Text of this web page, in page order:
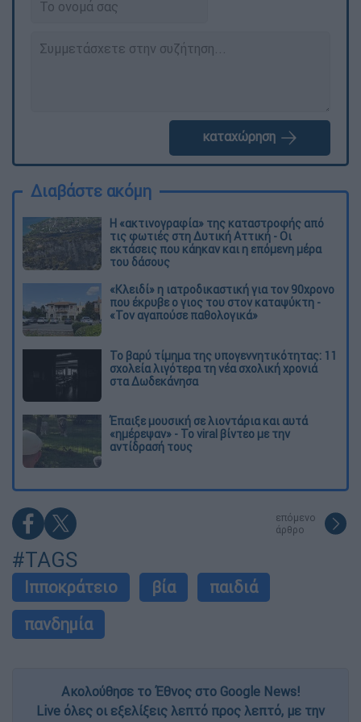
καταχώρηση
Διαβάστε ακόμη
Η «ακτινογραφία» της καταστροφής από
τις φωτιές στη Δυτική Αττική - Οι
εκτάσεις που κάηκαν και η επόμενη μέρα
του δάσους
«Κλειδί» η ιατροδικαστική για τον 90χρονο
που έκρυβε ο γιος του στον καταψύκτη -
«Τον αγαπούσε παθολογικά»
Το βαρύ τίμημα της υπογεννητικότητας: 11
σχολεία λιγότερα τη νέα σχολική χρονιά
στα Δωδεκάνησα
Έπαιξε μουσική σε λιοντάρια και αυτά
«ημέρεψαν» - Το viral βίντεο με την
αντίδρασή τους
επόμενο
άρθρο
#TAGS
Ιπποκράτειο βία
παιδιά
πανδημία
Ακολούθησε το Έθνος στο Google News!
Live όλες οι εξελίξεις λεπτό προς λεπτό, με την